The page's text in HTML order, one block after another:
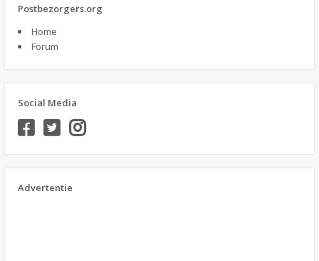
Postbezorgers.org
Home
Forum
Social Media
Advertentie